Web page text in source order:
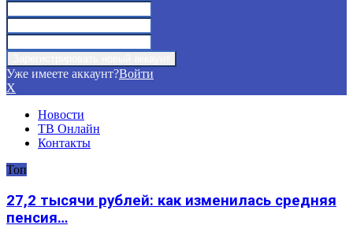
Уже имеете аккаунт?Войти
X
Новости
ТВ Онлайн
Контакты
Топ
27,2 тысячи рублей: как изменилась средняя
пенсия…